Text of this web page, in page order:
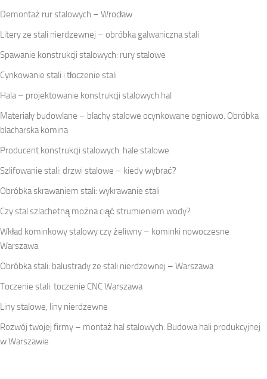
Demontaż rur stalowych – Wrocław
Litery ze stali nierdzewnej – obróbka galwaniczna stali
Spawanie konstrukcji stalowych: rury stalowe
Cynkowanie stali i tłoczenie stali
Hala – projektowanie konstrukcji stalowych hal
Materiały budowlane – blachy stalowe ocynkowane ogniowo. Obróbka
blacharska komina
Producent konstrukcji stalowych: hale stalowe
Szlifowanie stali: drzwi stalowe – kiedy wybrać?
Obróbka skrawaniem stali: wykrawanie stali
Czy stal szlachetną można ciąć strumieniem wody?
Wkład kominkowy stalowy czy żeliwny – kominki nowoczesne
Warszawa
Obróbka stali: balustrady ze stali nierdzewnej – Warszawa
Toczenie stali: toczenie CNC Warszawa
Liny stalowe, liny nierdzewne
Rozwój twojej firmy – montaż hal stalowych. Budowa hali produkcyjnej
w Warszawie